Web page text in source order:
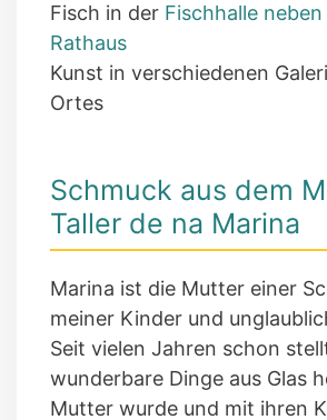
Fisch in der Fischhalle neben
Rathaus
Kunst in verschiedenen
Ortes
Schmuck aus dem
Taller de na Marina
Marina ist die Mutter einer
meiner Kinder und
Seit vielen Jahren schon
wunderbare Dinge aus Glas
Mutter wurde und mit ihren